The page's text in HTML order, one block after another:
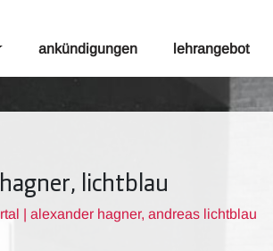
ankündigungen lehrangebot
lichtblau
| alexander hagner, andreas lichtblau